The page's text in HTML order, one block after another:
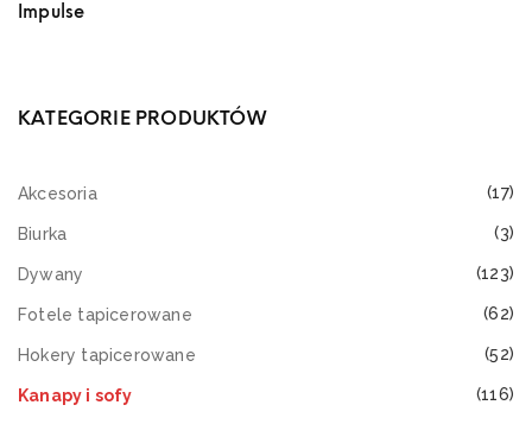
Impulse
KATEGORIE PRODUKTÓW
Akcesoria (17)
Biurka (3)
Dywany (123)
Fotele tapicerowane (62)
Hokery tapicerowane (52)
Kanapy i sofy (116)